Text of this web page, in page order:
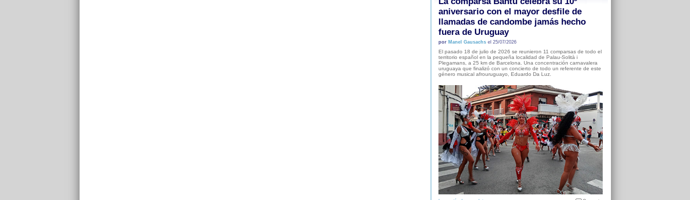
aniversario con el mayor desfile de
llamadas de candombe jamás hecho
fuera de Uruguay
por Manel Gausachsel 25/07/2026
El pasado 18 de julio de 2026 se reunieron 11 comparsas de todo el
territorio español en la pequeña localidad de Palau-Solità i
Plegamans, a 25 km de Barcelona. Una concentración carnavalera
uruguaya que finalizó con un concierto de todo un referente de este
género musical afrouruguayo, Eduardo Da Luz.